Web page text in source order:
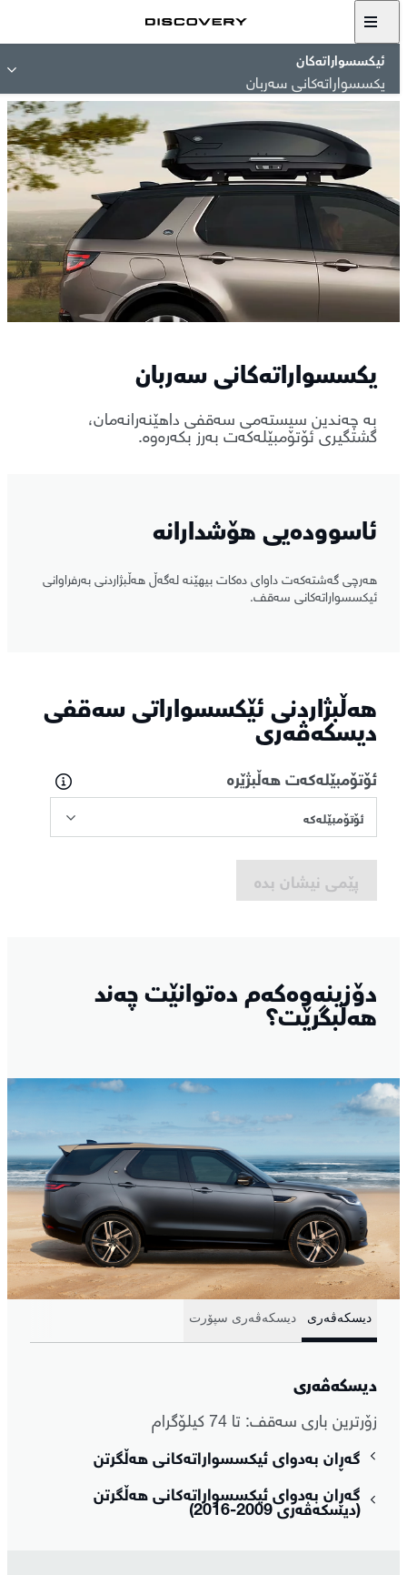
ئیکسسواراتەکان
یکسسواراتەکانی سەربان
یکسسواراتەکانی سەربان
بە چەندین سیستەمی سەقفی داهێنەرانەمان،
گشتگیری ئۆتۆمبێلەکەت بەرز بکەرەوە.
ئاسوودەیی هۆشدارانە
هەرچی گەشتەکەت داوای دەکات بیهێنە لەگەڵ هەڵبژاردنی بەرفراوانی
ئیکسسواراتەکانی سەقف.
هەڵبژاردنی ئێکسسواراتی سەقفی
دیسکەڤەری
ئۆتۆمبێلەکەت هەڵبژێرە
ئۆتۆمبێلەکە
پێمی نیشان بدە
دۆزینەوەکەم دەتوانێت چەند
هەڵبگرێت؟
دیسکەڤەری دیسکەڤەری سپۆرت
دیسکەڤەری
زۆرترین باری سەقف: تا 74 کیلۆگرام
گەڕان بەدوای ئیکسسواراتەکانی هەڵگرتن
گەڕان بەدوای ئیکسسواراتەکانی هەڵگرتن
(دیسکەڤەری 2009-2016)